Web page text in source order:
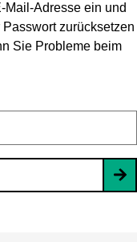
Mail-Adresse ein und
zurücksetzen
Sie Probleme beim